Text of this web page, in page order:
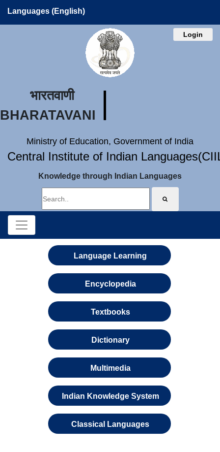
Languages (English)
Login
भारतवाणी
BHARATAVANI
Ministry of Education, Government of India
Central Institute of Indian
Knowledge through Indian Languages
Language Learning
Encyclopedia
Textbooks
Dictionary
Multimedia
Indian Knowledge System
Classical Languages